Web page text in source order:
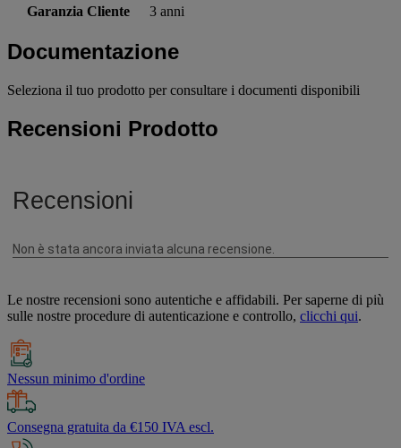
Garanzia Cliente
3 anni
Documentazione
Seleziona il tuo prodotto per consultare i documenti disponibili
Recensioni Prodotto
Le nostre recensioni sono autentiche e affidabili. Per saperne di più
sulle nostre procedure di autenticazione e controllo, clicchi qui.
Nessun minimo d'ordine
Consegna gratuita da €150 IVA escl.